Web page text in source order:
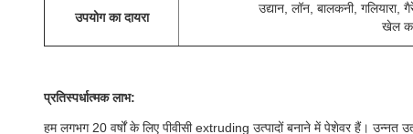
उपयोग का दायरा
उद्यान, लॉन, बालकनी, गलियारा,
खेल
प्रतिस्पर्धात्मक लाभ:
हम लगभग 20 वर्षों के लिए पीवीसी extruding उत्पादों बनाने में पेशेवर हैं। उन्नत